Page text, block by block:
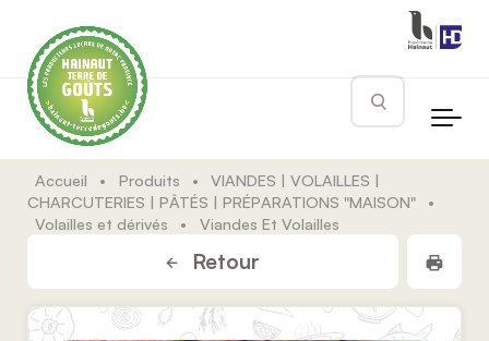
Rechercher
Accueil • Produits •
VIANDES | VOLAILLES |
CHARCUTERIES | PÂTÉS | PRÉPARATIONS "MAISON"
•
Volailles et dérivés
• Viandes Et Volailles
Retour